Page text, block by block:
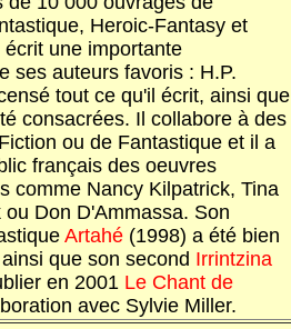
Heroic-Fantasy et
une importante
ses auteurs favoris : H.P.
tout ce qu'il écrit, ainsi que
consacrées. Il collabore à des
ou de Fantastique et il a
français des oeuvres
comme Nancy Kilpatrick, Tina
Don D'Ammassa. Son
Artahé (1998) a été bien
que son second Irrintzina
en 2001 Le Chant de
avec Sylvie Miller.